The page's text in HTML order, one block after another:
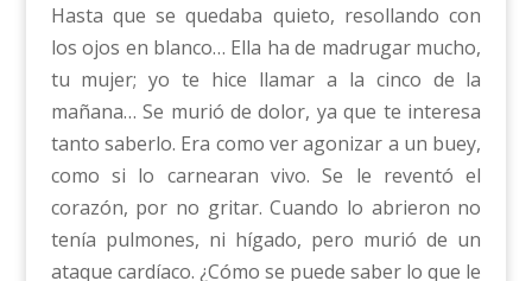
Hasta que se quedaba quieto, resollando con
los ojos en blanco… Ella ha de madrugar mucho,
tu mujer; yo te hice llamar a la cinco de la
mañana… Se murió de dolor, ya que te interesa
tanto saberlo. Era como ver agonizar a un buey,
como si lo carnearan vivo. Se le reventó el
corazón, por no gritar. Cuando lo abrieron no
tenía pulmones, ni hígado, pero murió de un
ataque cardíaco. ¿Cómo se puede saber lo que le